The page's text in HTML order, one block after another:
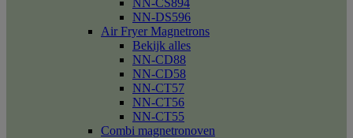
NN-CS894
NN-DS596
Air Fryer Magnetrons
Bekijk alles
NN-CD88
NN-CD58
NN-CT57
NN-CT56
NN-CT55
Combi magnetronoven